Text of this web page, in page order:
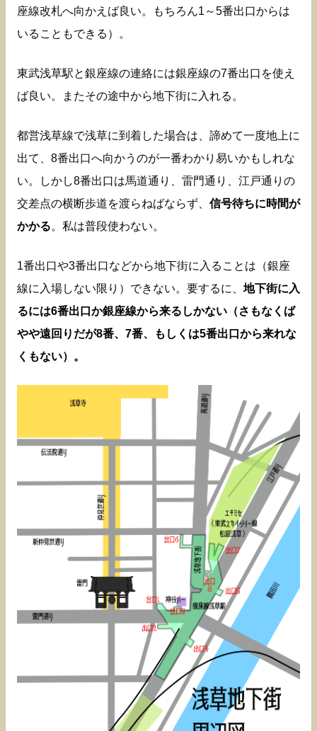
座線改札へ向かえば良い。もちろん1～5番出口からは
いることもできる）。
東武浅草駅と銀座線の連絡には銀座線の7番出口を使え
ば良い。またその途中から地下街に入れる。
都営浅草線で浅草に到着した場合は、諦めて一度地上に
出て、8番出口へ向かうのが一番わかり易いかもしれな
い。しかし8番出口は馬道通り、雷門通り、江戸通りの
交差点の横断歩道を渡らねばならず、 信号待ちに時間が
かかる。私は普段使わない。
1番出口や3番出口などから地下街に入ることは（銀座
線に入場しない限り）できない。要するに、 地下街に入
るには6番出口か銀座線から来るしかない（さもなくば
やや遠回りだが8番、7番、もしくは5番出口から来れな
くもない）。